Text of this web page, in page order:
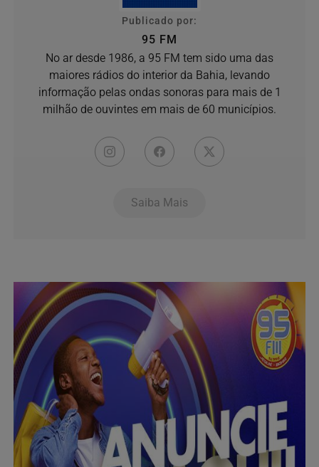
Publicado por:
95 FM
No ar desde 1986, a 95 FM tem sido uma das
maiores rádios do interior da Bahia, levando
informação pelas ondas sonoras para mais de 1
milhão de ouvintes em mais de 60 municípios.
Saiba Mais